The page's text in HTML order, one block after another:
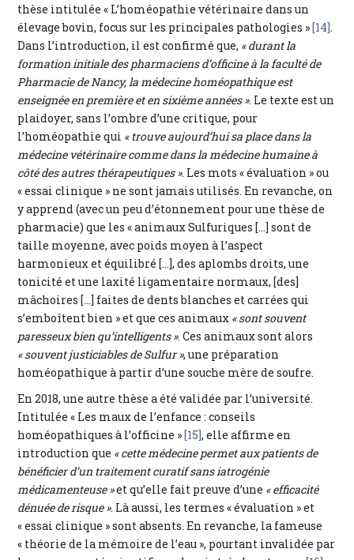
thèse intitulée « L’homéopathie vétérinaire dans un
élevage bovin, focus sur les principales pathologies »[14].
Dans l’introduction, il est confirmé que, « durant la
formation initiale des pharmaciens d’officine à la faculté de
Pharmacie de Nancy, la médecine homéopathique est
enseignée en première et en sixième années ». Le texte est un
plaidoyer, sans l’ombre d’une critique, pour
l’homéopathie qui « trouve aujourd’hui sa place dans la
médecine vétérinaire comme dans la médecine humaine à
côté des autres thérapeutiques ». Les mots « évaluation » ou
« essai clinique » ne sont jamais utilisés. En revanche, on
y apprend (avec un peu d’étonnement pour une thèse de
pharmacie) que les « animaux Sulfuriques […] sont de
taille moyenne, avec poids moyen à l’aspect
harmonieux et équilibré […], des aplombs droits, une
tonicité et une laxité ligamentaire normaux, [des]
mâchoires […] faites de dents blanches et carrées qui
s’emboîtent bien » et que ces animaux « sont souvent
paresseux bien qu’intelligents ». Ces animaux sont alors
« souvent justiciables de Sulfur », une préparation
homéopathique à partir d’une souche mère de soufre.
En 2018, une autre thèse a été validée par l’université.
Intitulée « Les maux de l’enfance : conseils
homéopathiques à l’officine »[15], elle affirme en
introduction que « cette médecine permet aux patients de
bénéficier d’un traitement curatif sans iatrogénie
médicamenteuse »et qu’elle fait preuve d’une « efficacité
dénuée de risque ». Là aussi, les termes « évaluation » et
« essai clinique » sont absents. En revanche, la fameuse
« théorie de la mémoire de l’eau », pourtant invalidée par